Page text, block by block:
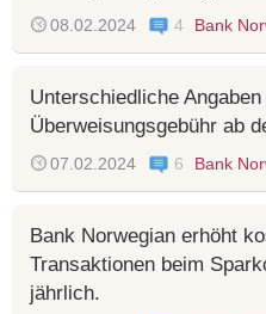
08.02.2024 4 Bank
Unterschiedliche
Überweisungsgebühr ab
07.02.2024 6 Bank
Bank Norwegian erhöht
Transaktionen beim
jährlich.